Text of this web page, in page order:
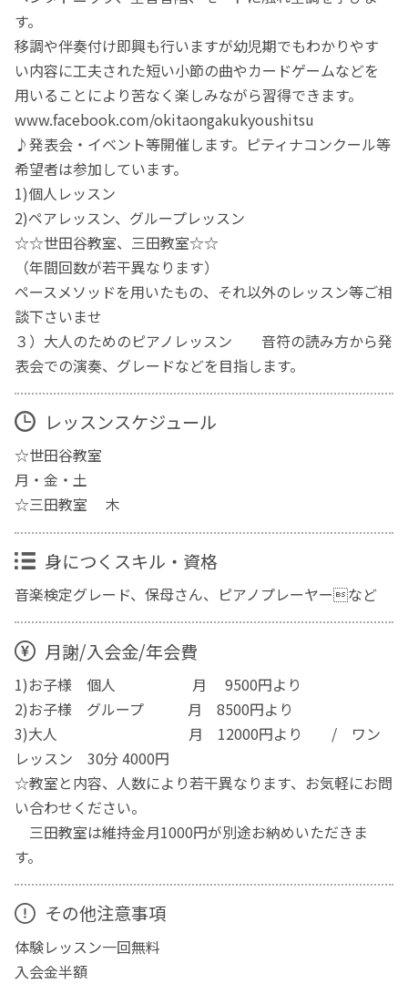
す。
移調や伴奏付け即興も行いますが幼児期でもわかりやす
い内容に工夫された短い小節の曲やカードゲームなどを
用いることにより苦なく楽しみながら習得できます。
www.facebook.com/okitaongakukyoushitsu
♪発表会・イベント等開催します。ピティナコンクール等
希望者は参加しています。
1)個人レッスン
2)ペアレッスン、グループレッスン
☆☆世田谷教室、三田教室☆☆
（年間回数が若干異なります）
ペースメソッドを用いたもの、それ以外のレッスン等ご相
談下さいませ
３）大人のためのピアノレッスン 音符の読み方から発
表会での演奏、グレードなどを目指します。
レッスンスケジュール
☆世田谷教室
月・金・土
☆三田教室 木
身につくスキル・資格
音楽検定グレード、保母さん、ピアノプレーヤーなど
月謝/入会金/年会費
1)お子様 個人 月 9500円より
2)お子様 グループ 月 8500円より
3)大人 月 12000円より / ワン
レッスン 30分 4000円
☆教室と内容、人数により若干異なります、お気軽にお問
い合わせください。
三田教室は維持金月1000円が別途お納めいただきま
す。
その他注意事項
体験レッスン一回無料
入会金半額